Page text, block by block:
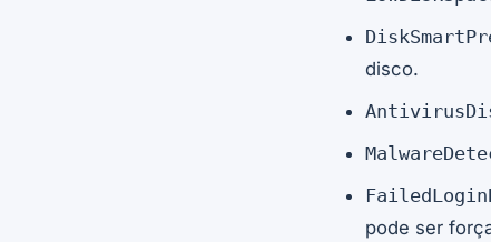
disco.
pode ser